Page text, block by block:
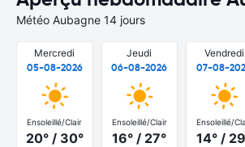
Météo Aubagne 14 jours
Mercredi
05-08-2026
Ensoleillé/Clair
20° / 30°
Jeudi
06-08-2026
Ensoleillé/Clair
16° / 27°
Vendredi
07-08-
Ensoleillé/
14° /